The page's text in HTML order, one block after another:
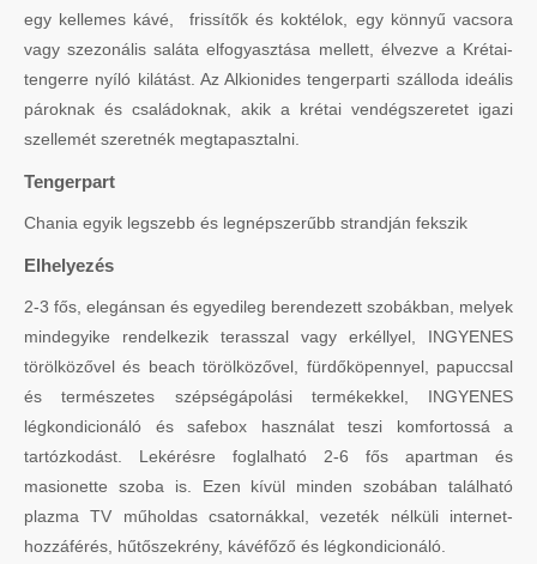
egy kellemes kávé, frissítők és koktélok, egy könnyű vacsora
vagy szezonális saláta elfogyasztása mellett, élvezve a Krétai-
tengerre nyíló kilátást. Az Alkionides tengerparti szálloda ideális
pároknak és családoknak, akik a krétai vendégszeretet igazi
szellemét szeretnék megtapasztalni.
Tengerpart
Chania egyik legszebb és legnépszerűbb strandján fekszik
Elhelyezés
2-3 fős, elegánsan és egyedileg berendezett szobákban, melyek
mindegyike rendelkezik terasszal vagy erkéllyel, INGYENES
törölközővel és beach törölközővel, fürdőköpennyel, papuccsal
és természetes szépségápolási termékekkel, INGYENES
légkondicionáló és safebox használat teszi komfortossá a
tartózkodást. Lekérésre foglalható 2-6 fős apartman és
masionette szoba is. Ezen kívül minden szobában található
plazma TV műholdas csatornákkal, vezeték nélküli internet-
hozzáférés, hűtőszekrény, kávéfőző és légkondicionáló.